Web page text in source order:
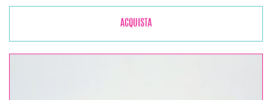
ACQUISTA